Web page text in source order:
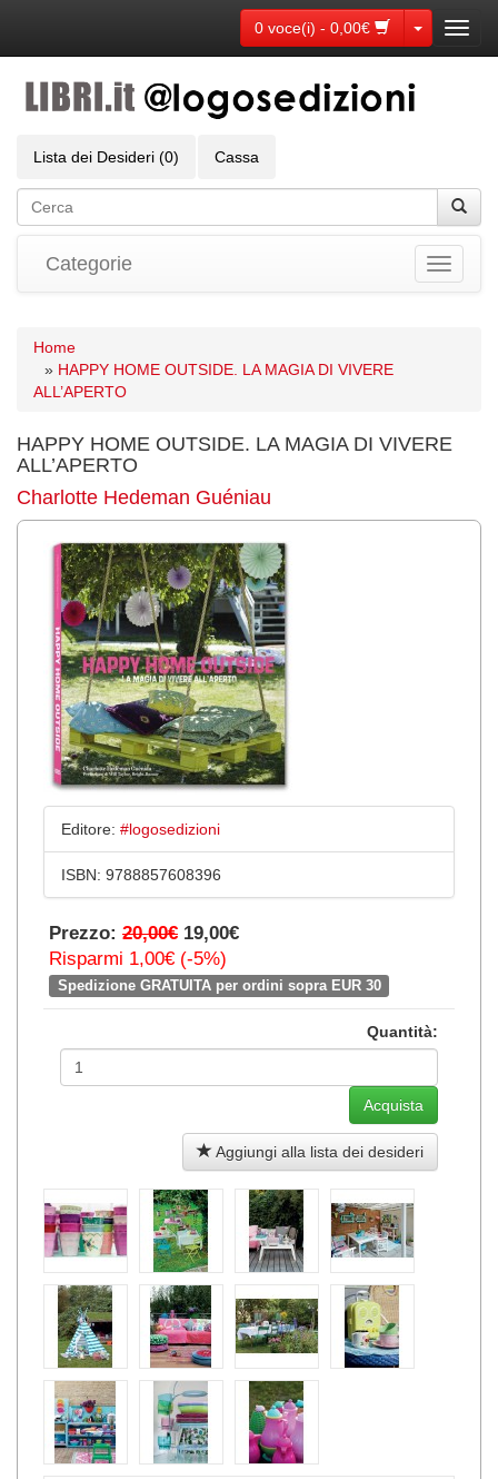
0 voce(i) - 0,00€ Toggle
Lista dei Desideri (0) Cassa
Toggle
Categorie
Home
» HAPPY HOME OUTSIDE. LA MAGIA DI VIVERE
ALL’APERTO
HAPPY HOME OUTSIDE. LA MAGIA DI VIVERE
ALL’APERTO
Charlotte Hedeman Guéniau
Editore: #logosedizioni
ISBN: 9788857608396
Prezzo: 20,00€ 19,00€
Risparmi 1,00€ (-5%)
Spedizione GRATUITA per ordini sopra EUR 30
Quantità:
Aggiungi alla lista dei desideri